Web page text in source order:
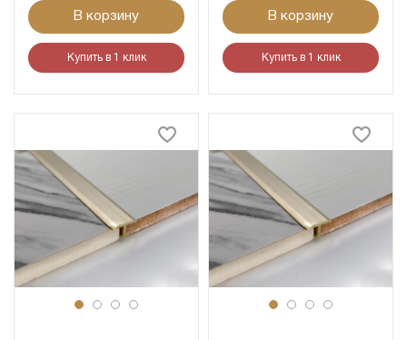
В корзину
Купить в 1 клик
В корзину
Купить в 1 клик